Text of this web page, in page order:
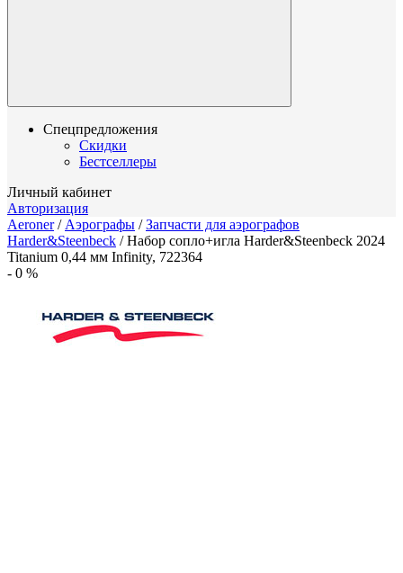
Спецпредложения
Скидки
Бестселлеры
Личный кабинет
Авторизация
Aeroner/ Аэрографы /Запчасти для аэрографов
Harder&Steenbeck /Набор сопло+игла Harder&Steenbeck 2024
Titanium 0,44 мм Infinity, 722364
- 0 %